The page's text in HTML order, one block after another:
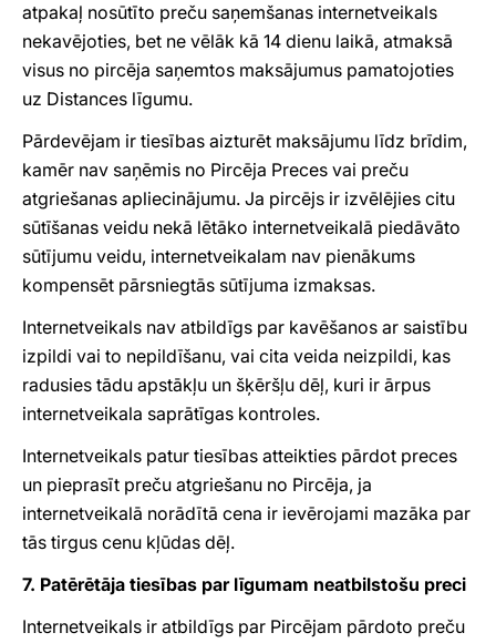
atpakaļ nosūtīto preču saņemšanas internetveikals
nekavējoties, bet ne vēlāk kā 14 dienu laikā, atmaksā
visus no pircēja saņemtos maksājumus pamatojoties
uz Distances līgumu.
Pārdevējam ir tiesības aizturēt maksājumu līdz brīdim,
kamēr nav saņēmis no Pircēja Preces vai preču
atgriešanas apliecinājumu. Ja pircējs ir izvēlējies citu
sūtīšanas veidu nekā lētāko internetveikalā piedāvāto
sūtījumu veidu, internetveikalam nav pienākums
kompensēt pārsniegtās sūtījuma izmaksas.
Internetveikals nav atbildīgs par kavēšanos ar saistību
izpildi vai to nepildīšanu, vai cita veida neizpildi, kas
radusies tādu apstākļu un šķēršļu dēļ, kuri ir ārpus
internetveikala saprātīgas kontroles.
Internetveikals patur tiesības atteikties pārdot preces
un pieprasīt preču atgriešanu no Pircēja, ja
internetveikalā norādītā cena ir ievērojami mazāka par
tās tirgus cenu kļūdas dēļ.
7. Patērētāja tiesības par līgumam neatbilstošu preci
Internetveikals ir atbildīgs par Pircējam pārdoto preču